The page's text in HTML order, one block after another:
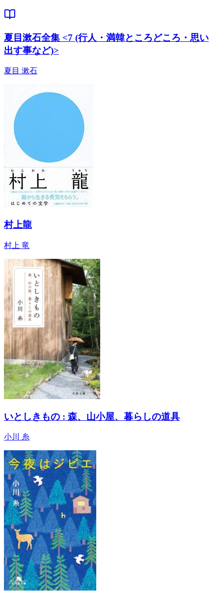
夏目漱石全集 <7 (行人・満韓ところどころ・思い
出す事など)>
夏目 漱石
村上龍
村上 竜
いとしきもの : 森、山小屋、暮らしの道具
小川 糸